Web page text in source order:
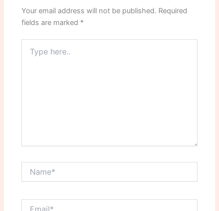
Your email address will not be published. Required
fields are marked *
here..